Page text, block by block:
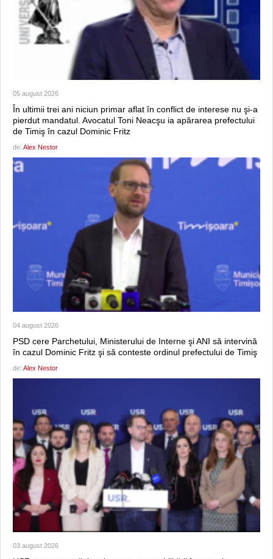
05 august 2026
În ultimii trei ani niciun primar aflat în conflict de interese nu şi-a
pierdut mandatul. Avocatul Toni Neacşu ia apărarea prefectului
de Timiş în cazul Dominic Fritz
de: Alex Nestor
04 august 2026
PSD cere Parchetului, Ministerului de Interne şi ANI să intervină
în cazul Dominic Fritz şi să conteste ordinul prefectului de Timiş
de: Alex Nestor
03 august 2026